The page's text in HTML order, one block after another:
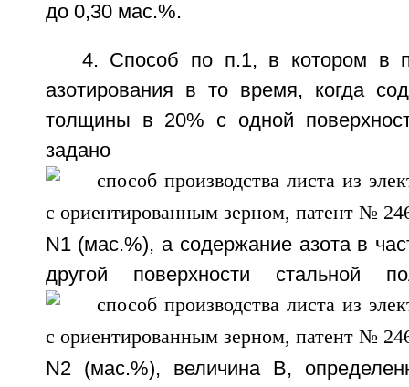
до 0,30 мас.%.
4. Способ по п.1, в котором в
азотирования в то время, когда
толщины в 20% с одной
задано
N1 (мас.%), а содержание азота в
другой поверхности стальной
N2 (мас.%), величина В,